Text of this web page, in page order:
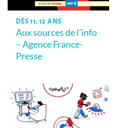
DÈS 11, 12 ANS
Aux sources de l’info
– Agence France-
Presse